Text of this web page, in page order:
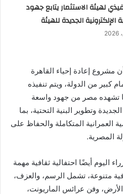
لهيئة الاستثمار يتابع جهود
الإلكترونية الجديدة للهيئة
مشروع إعادة إحياء القاهرة
كبير من الدولة، ويتم تنفيذه
تشهده مصر من جهود واسعة
وتطوير البنية التحتية، بما
العمرانية المتكاملة والحفاظ على
المصرية.
اليوم أيضًا احتفالية ثقافية مهمة
متنوعة، تشمل الرسم، والعزف،
وفن عرائس الماريونت،